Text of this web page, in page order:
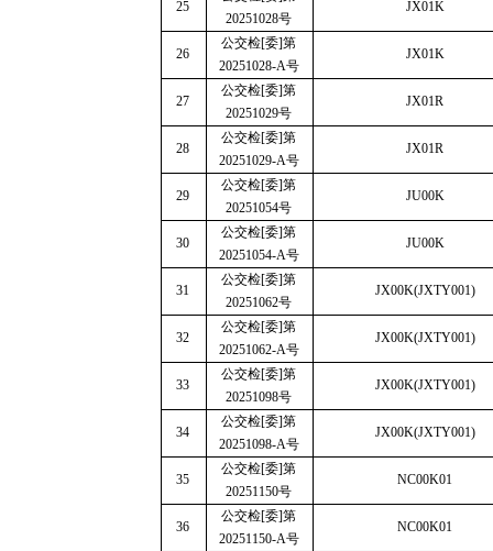
25
20251028号
JX01K
26
公交检[委]第
20251028-A号
JX01K
27
公交检[委]第
20251029号
JX01R
28
公交检[委]第
20251029-A号
JX01R
29
公交检[委]第
20251054号
JU00K
30
公交检[委]第
20251054-A号
JU00K
31
公交检[委]第
20251062号
JX00K(JXTY001)
32
公交检[委]第
20251062-A号
JX00K(JXTY001)
33
公交检[委]第
20251098号
JX00K(JXTY001)
34
公交检[委]第
20251098-A号
JX00K(JXTY001)
35
公交检[委]第
20251150号
NC00K01
36
公交检[委]第
20251150-A号
NC00K01